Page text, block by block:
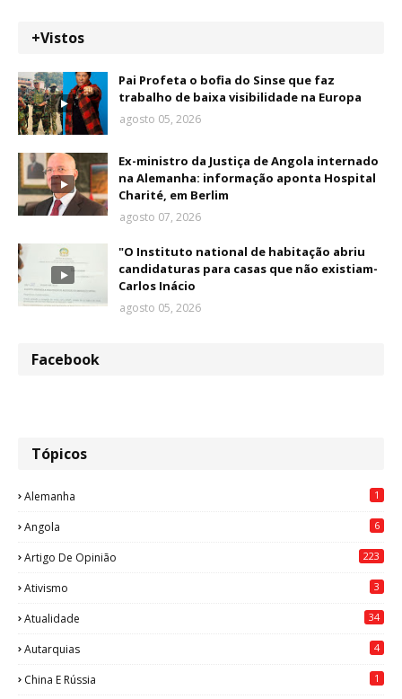
+Vistos
Pai Profeta o bofia do Sinse que faz
trabalho de baixa visibilidade na Europa
agosto 05, 2026
Ex-ministro da Justiça de Angola internado
na Alemanha: informação aponta Hospital
Charité, em Berlim
agosto 07, 2026
"O Instituto national de habitação abriu
candidaturas para casas que não existiam-
Carlos Inácio
agosto 05, 2026
Facebook
Tópicos
Alemanha 1
Angola 6
Artigo De Opinião 223
Ativismo 3
Atualidade 34
Autarquias 4
China E Rússia 1